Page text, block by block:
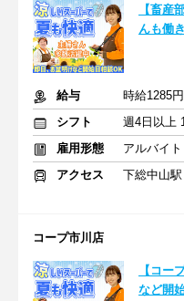
【畜産
んも働
給与
時給1285
シフト
週4日以上
雇用形態
アルバイ
アクセス
下総中山
コープ市川店
【コー
など開